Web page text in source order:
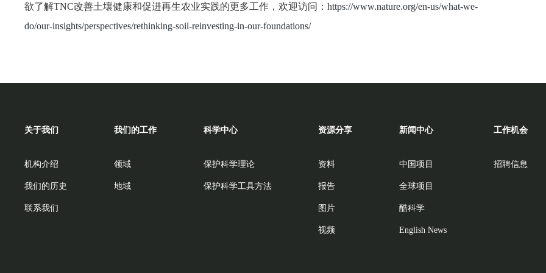
欲了解TNC改善土壤健康和促进再生农业实践的更多工作，欢迎访问：https://www.nature.org/en-us/what-we-
do/our-insights/perspectives/rethinking-soil-reinvesting-in-our-foundations/
关于我们
机构介绍
我们的历史
联系我们
我们的工作
领域
地域
科学中心
保护科学理论
保护科学工具方法
资源分享
资料
报告
图片
视频
新闻中心
中国项目
全球项目
酷科学
English News
工作机会
招聘信息